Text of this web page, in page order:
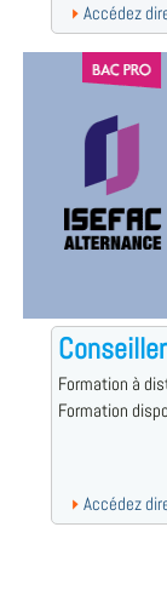
Accédez
Formation à
Formation
Accédez